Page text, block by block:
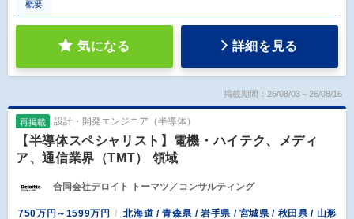
概要
気になる 詳細を見る
掲載期間：26/08/03～26/08/16
再掲載 設計・開発エンジニア（半導体）
【半導体スペシャリスト】電機・ハイテク、メディ
ア、通信業界（TMT） 領域
合同会社デロイト トーマツ／コンサルティング
750万円～1599万円
北海道 / 青森県 / 岩手県 / 宮城県 / 秋田県 / 山形